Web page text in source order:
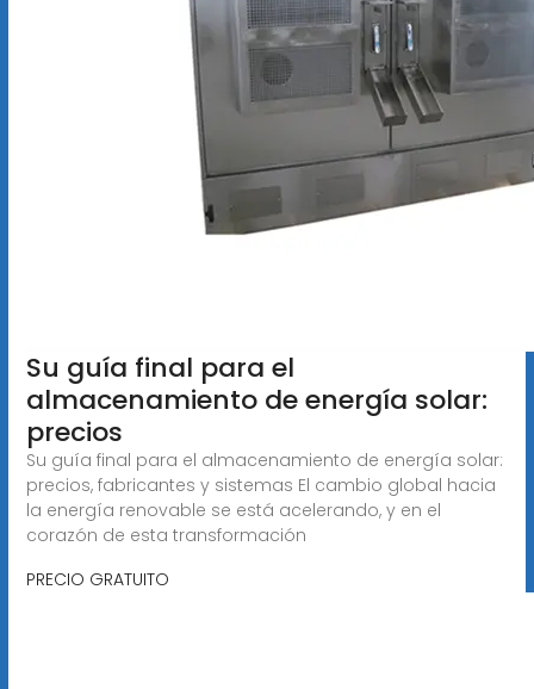
Su guía final para el
almacenamiento de energía solar:
precios
Su guía final para el almacenamiento de energía solar:
precios, fabricantes y sistemas El cambio global hacia
la energía renovable se está acelerando, y en el
corazón de esta transformación
PRECIO GRATUITO